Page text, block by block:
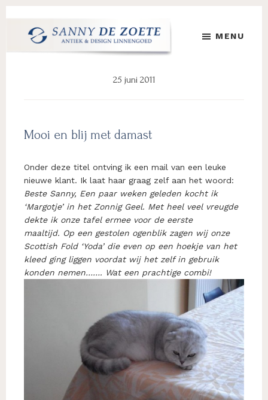
hoofd
eerste
voettekst
Design
MENU
Mooi en blij met damast
25 juni 2011
Onder deze titel ontving ik een mail van een leuke
nieuwe klant. Ik laat haar graag zelf aan het woord:
Beste Sanny, Een paar weken geleden kocht ik
‘Margotje’ in het Zonnig Geel. Met heel veel vreugde
dekte ik onze tafel ermee voor de eerste
maaltijd. Op een gestolen ogenblik zagen wij onze
Scottish Fold ‘Yoda’ die even op een hoekje van het
kleed ging liggen voordat wij het zelf in gebruik
konden nemen……. Wat een prachtige combi!